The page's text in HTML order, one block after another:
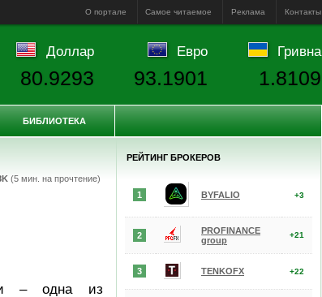
О портале Самое читаемое Реклама Контакты
(5 мин. на прочтение)
– одна из
РЕЙТИНГ БРОКЕРОВ
1 BYFALIO +3
2
PROFINANCE
group
+21
3 TENKOFX +22
Доллар
80.9293
Евро
93.1901
Гривна
1.8109
БИБЛИОТЕКА